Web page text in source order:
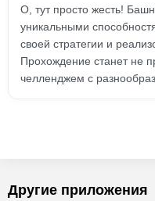
О, тут просто жесть!
уникальными
своей стратегии и
Прохождение станет не
челленджем с
Другие приложения